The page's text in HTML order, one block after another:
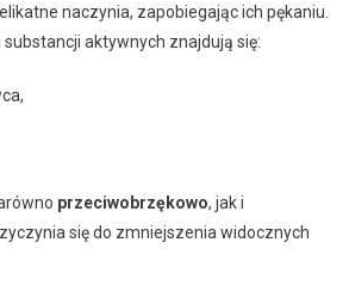
naczynia, zapobiegając ich pękaniu.
aktywnych znajdują się:
przeciwobrzękowo, jak i
się do zmniejszenia widocznych